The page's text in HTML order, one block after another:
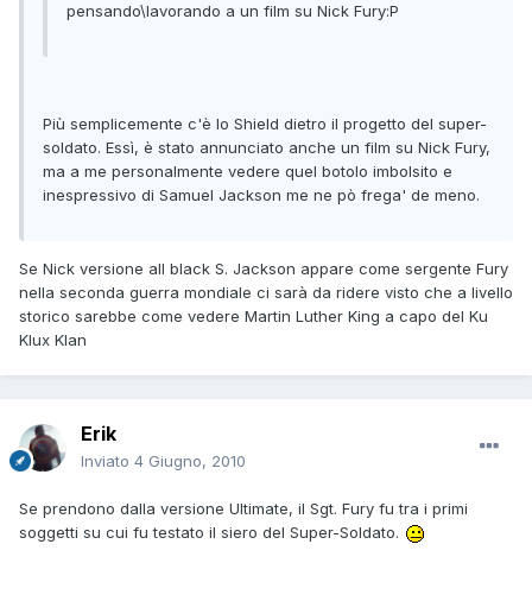
pensando\lavorando a un film su Nick Fury:P
Più semplicemente c'è lo Shield dietro il progetto del super-
soldato. Essì, è stato annunciato anche un film su Nick Fury,
ma a me personalmente vedere quel botolo imbolsito e
inespressivo di Samuel Jackson me ne pò frega' de meno.
Se Nick versione all black S. Jackson appare come sergente Fury
nella seconda guerra mondiale ci sarà da ridere visto che a livello
storico sarebbe come vedere Martin Luther King a capo del Ku
Klux Klan
Erik
Inviato 4 Giugno, 2010
Se prendono dalla versione Ultimate, il Sgt. Fury fu tra i primi
soggetti su cui fu testato il siero del Super-Soldato.